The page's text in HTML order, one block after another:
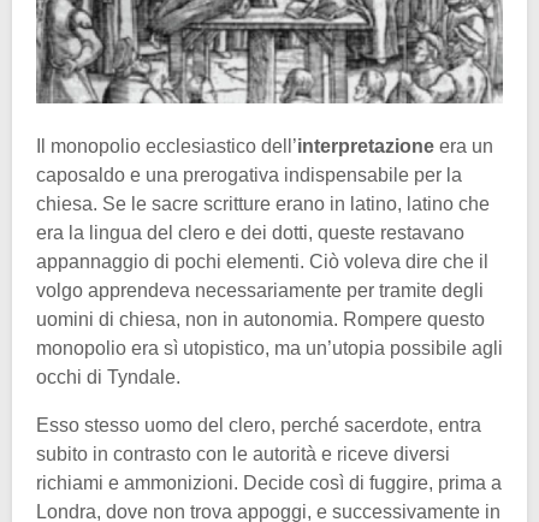
Il monopolio ecclesiastico dell’interpretazione era un
caposaldo e una prerogativa indispensabile per la
chiesa. Se le sacre scritture erano in latino, latino che
era la lingua del clero e dei dotti, queste restavano
appannaggio di pochi elementi. Ciò voleva dire che il
volgo apprendeva necessariamente per tramite degli
uomini di chiesa, non in autonomia. Rompere questo
monopolio era sì utopistico, ma un’utopia possibile agli
occhi di Tyndale.
Esso stesso uomo del clero, perché sacerdote, entra
subito in contrasto con le autorità e riceve diversi
richiami e ammonizioni. Decide così di fuggire, prima a
Londra, dove non trova appoggi, e successivamente in